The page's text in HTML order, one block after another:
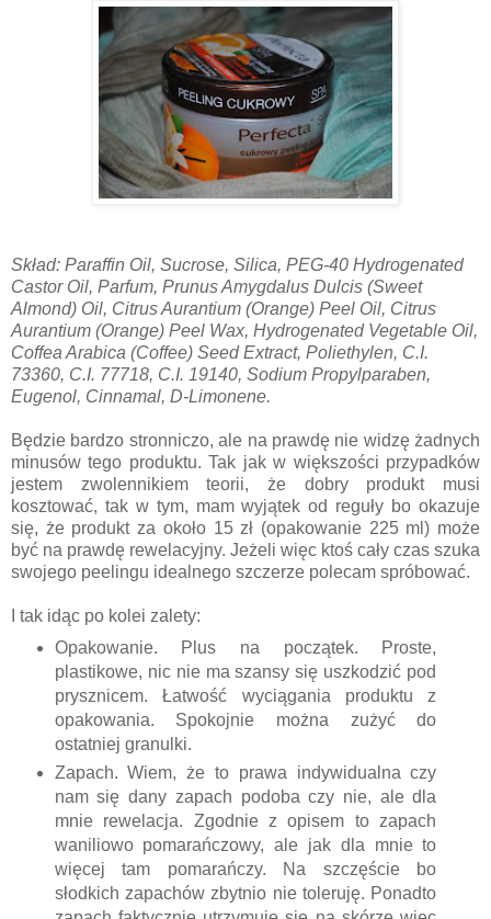
Skład: Paraffin Oil, Sucrose, Silica, PEG-40 Hydrogenated
Castor Oil, Parfum, Prunus Amygdalus Dulcis (Sweet
Almond) Oil, Citrus Aurantium (Orange) Peel Oil, Citrus
Aurantium (Orange) Peel Wax, Hydrogenated Vegetable Oil,
Coffea Arabica (Coffee) Seed Extract, Poliethylen, C.I.
73360, C.I. 77718, C.I. 19140, Sodium Propylparaben,
Eugenol, Cinnamal, D-Limonene.
Będzie bardzo stronniczo, ale na prawdę nie widzę żadnych
minusów tego produktu. Tak jak w większości przypadków
jestem zwolennikiem teorii, że dobry produkt musi
kosztować, tak w tym, mam wyjątek od reguły bo okazuje
się, że produkt za około 15 zł (opakowanie 225 ml) może
być na prawdę rewelacyjny. Jeżeli więc ktoś cały czas szuka
swojego peelingu idealnego szczerze polecam spróbować.
I tak idąc po kolei zalety:
Opakowanie. Plus na początek. Proste,
plastikowe, nic nie ma szansy się uszkodzić pod
prysznicem. Łatwość wyciągania produktu z
opakowania. Spokojnie można zużyć do
ostatniej granulki.
Zapach. Wiem, że to prawa indywidualna czy
nam się dany zapach podoba czy nie, ale dla
mnie rewelacja. Zgodnie z opisem to zapach
waniliowo pomarańczowy, ale jak dla mnie to
więcej tam pomarańczy. Na szczęście bo
słodkich zapachów zbytnio nie toleruję. Ponadto